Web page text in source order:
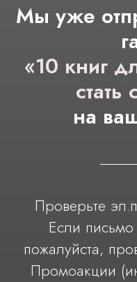
Мы уже
«10 книг
стать
на
Проверьте
Если
пожалуйста,
Промоакции